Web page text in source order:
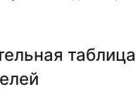
таблица